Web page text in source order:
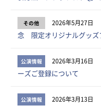
その他 2026年5月27日
念 限定オリジナルグッズ
公演情報 2026年3月16日
ーズご登録について
公演情報 2026年3月13日